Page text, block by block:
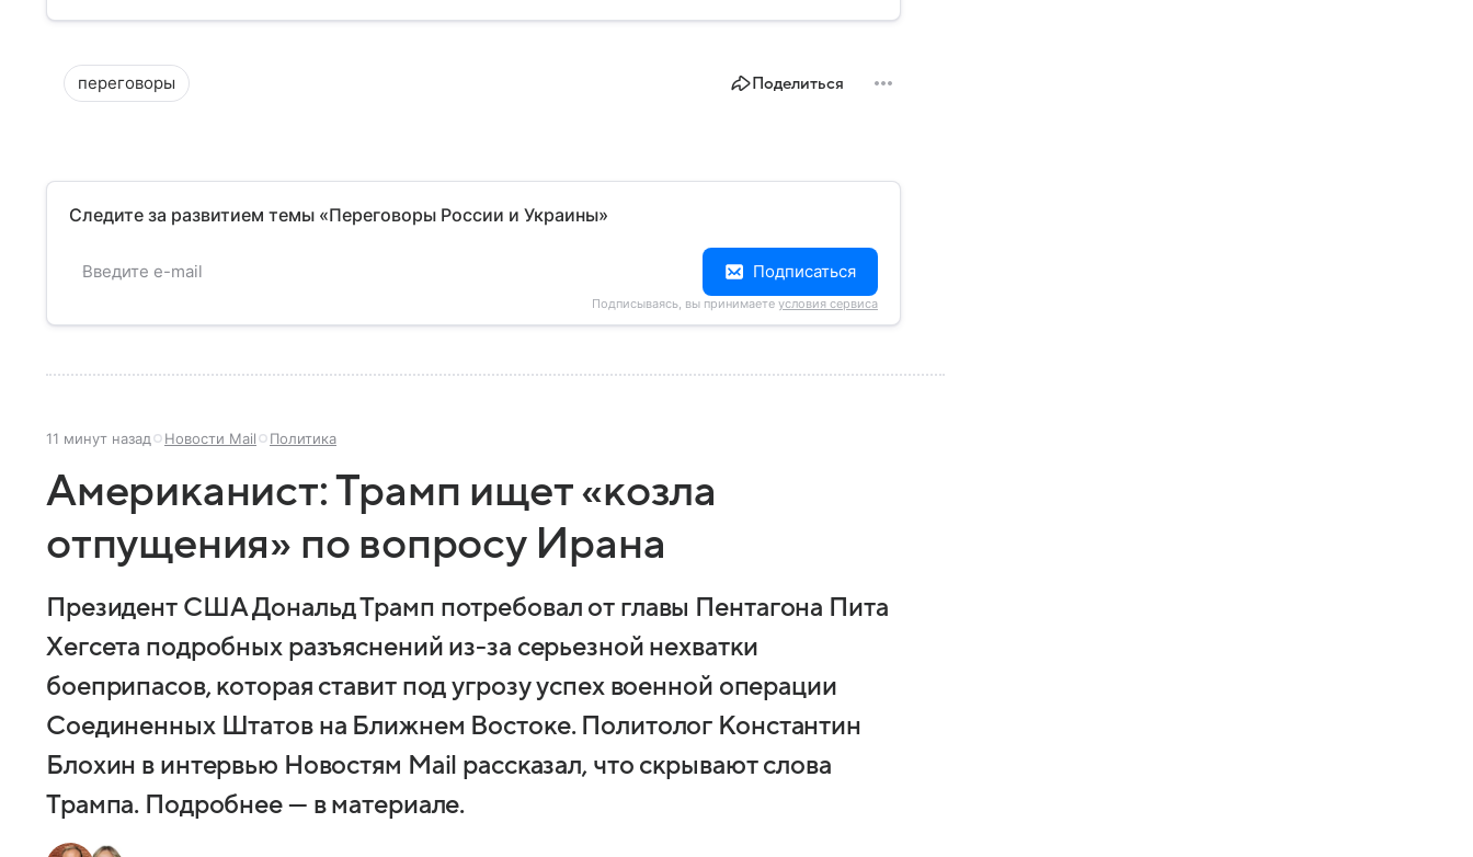
переговоры Поделиться
Следите за развитием темы «Переговоры России и Украины⁠»
Подписаться
Подписываясь, вы принимаете условия сервиса
11 минут назад Новости Mail Политика
Американист: Трамп ищет «козла
отпущения» по вопросу Ирана
Президент США Дональд Трамп потребовал от главы Пентагона Пита
Хегсета подробных разъяснений из-за серьезной нехватки
боеприпасов, которая ставит под угрозу успех военной операции
Соединенных Штатов на Ближнем Востоке. Политолог Константин
Блохин в интервью Новостям Mail рассказал, что скрывают слова
Трампа. Подробнее — в материале.